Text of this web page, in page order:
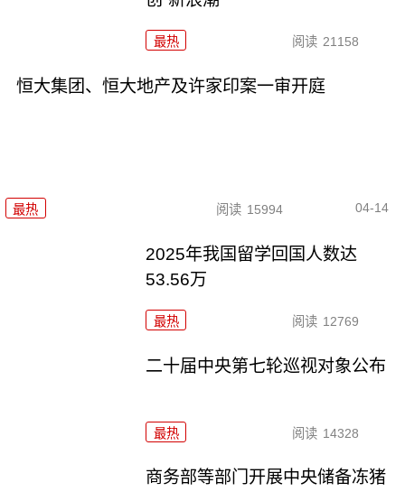
最热 阅读 21158
恒大集团、恒大地产及许家印案一审开庭
最热 阅读 15994 04-14
2025年我国留学回国人数达
53.56万
最热 阅读 12769
二十届中央第七轮巡视对象公布
最热 阅读 14328
商务部等部门开展中央储备冻猪